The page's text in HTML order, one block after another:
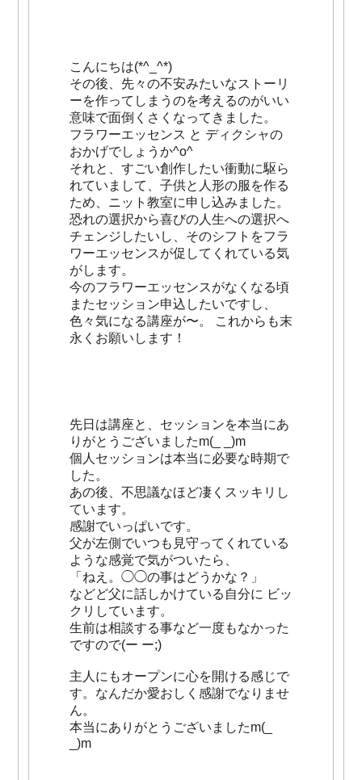
こんにちは(*^_^*)
その後、先々の不安みたいなストーリ
ーを作ってしまうのを考えるのがいい
意味で面倒くさくなってきました。
フラワーエッセンス と ディクシャの
おかげでしょうか^o^
それと、すごい創作したい衝動に駆ら
れていまして、子供と人形の服を作る
ため、ニット教室に申し込みました。
恐れの選択から喜びの人生への選択へ
チェンジしたいし、そのシフトをフラ
ワーエッセンスが促してくれている気
がします。
今のフラワーエッセンスがなくなる頃
またセッション申込したいですし、
色々気になる講座が〜。 これからも末
永くお願いします！
先日は講座と、セッションを本当にあ
りがとうございましたm(_ _)m
個人セッションは本当に必要な時期で
した。
あの後、不思議なほど凄くスッキリし
ています。
感謝でいっぱいです。
父が左側でいつも見守ってくれている
ような感覚で気がついたら、
「ねえ。◯◯の事はどうかな？」
などど父に話しかけている自分に ビッ
クリしています。
生前は相談する事など一度もなかった
ですので(ー ー;)
主人にもオープンに心を開ける感じで
す。なんだか愛おしく感謝でなりませ
ん。
本当にありがとうございましたm(_
_)m